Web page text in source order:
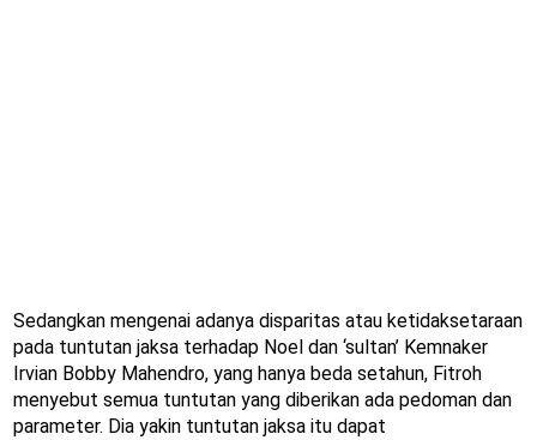
Sedangkan mengenai adanya disparitas atau ketidaksetaraan
pada tuntutan jaksa terhadap Noel dan ‘sultan’ Kemnaker
Irvian Bobby Mahendro, yang hanya beda setahun, Fitroh
menyebut semua tuntutan yang diberikan ada pedoman dan
parameter. Dia yakin tuntutan jaksa itu dapat